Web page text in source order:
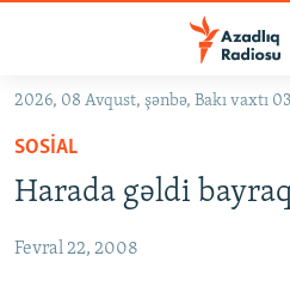
Əsas
qayıt
Əsas
qayıt
GÜNDƏM
#İZAHLA
KORRUPSIOMETR
#ƏSLINDƏ
2026, 08 Avqust, şənbə, Bakı vaxtı
SOSIAL
Harada gəldi
Fevral 22, 2008